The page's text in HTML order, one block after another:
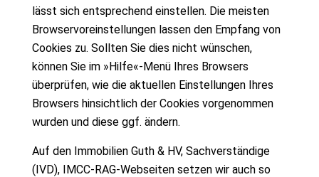
lässt sich entsprechend einstellen. Die meisten
Browservoreinstellungen lassen den Empfang von
Cookies zu. Sollten Sie dies nicht wünschen,
können Sie im »Hilfe«-Menü Ihres Browsers
überprüfen, wie die aktuellen Einstellungen Ihres
Browsers hinsichtlich der Cookies vorgenommen
wurden und diese ggf. ändern.
Auf den Immobilien Guth & HV, Sachverständige
(IVD), IMCC-RAG-Webseiten setzen wir auch so